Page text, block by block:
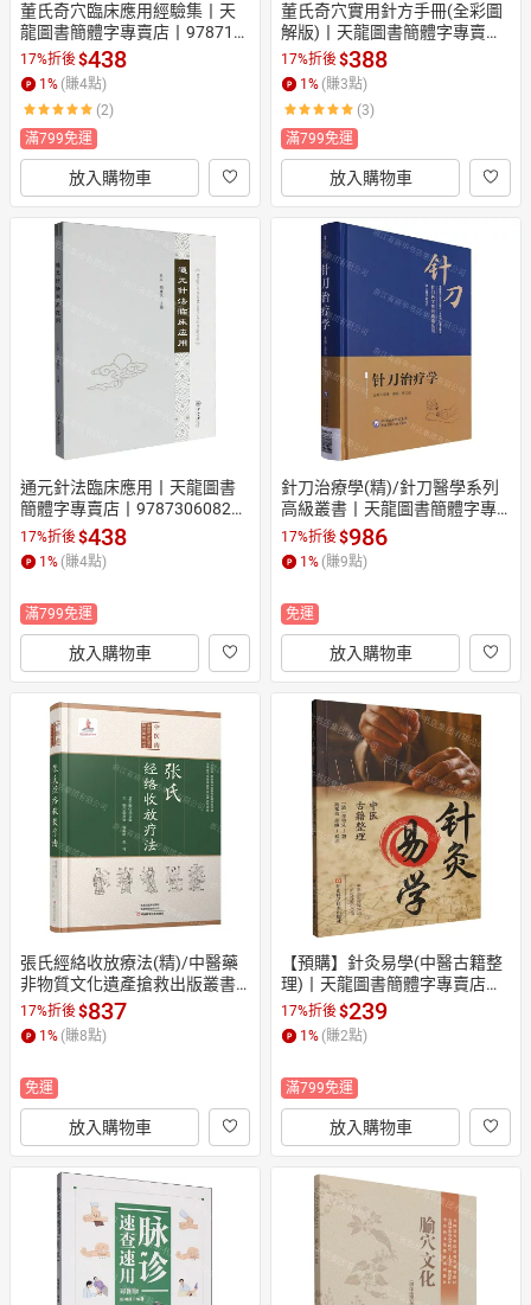
董氏奇穴臨床應用經驗集丨天
龍圖書簡體字專賣店丨978711
7372572 (tl2608)
17%折後$438
1 % (賺4點)
(2)
滿799免運
放入購物車
董氏奇穴實用針方手冊(全彩圖
解版)丨天龍圖書簡體字專賣店
丨9787513285735 (tl2604)
17%折後$388
1 % (賺3點)
(3)
滿799免運
放入購物車
通元針法臨床應用丨天龍圖書
簡體字專賣店丨978730608282
4 (tl2607)
17%折後$438
1% (賺4點)
滿799免運
放入購物車
針刀治療學(精)/針刀醫學系列
高級叢書丨天龍圖書簡體字專
賣店丨9787521440591 (tl260
2)
17%折後$986
1% (賺9點)
免運
放入購物車
張氏經絡收放療法(精)/中醫藥
非物質文化遺產搶救出版叢書
丨天龍圖書簡體字專賣店丨978
7572519178 (tl2604)
17%折後$837
1 % (賺8點)
免運
放入購物車
【預購】針灸易學(中醫古籍整
理)丨天龍圖書簡體字專賣店丨
9787572521027 (tl2610)
17%折後$239
1 % (賺2點)
滿799免運
放入購物車